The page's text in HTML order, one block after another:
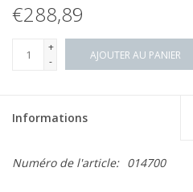
€288,89
+
-
AJOUTER AU PANIER
Informations
Numéro de l'article: 014700